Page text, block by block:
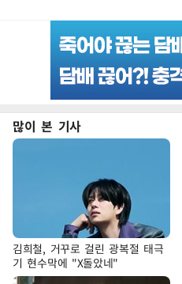
많이 본 기사
김희철, 거꾸로 걸린 광복절 태극
기 현수막에 "X돌았네"